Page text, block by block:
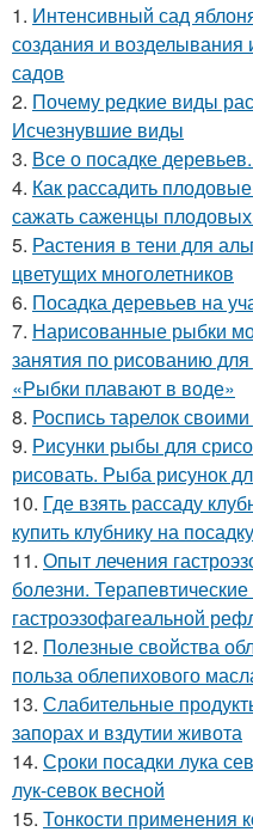
1. Интенсивный сад
создания и
садов
2. Почему редкие виды
Исчезнувшие виды
3. Все о посадке
4. Как рассадить
сажать саженцы
5. Растения в тени для
цветущих многолетников
6. Посадка деревьев на
7. Нарисованные рыбки
занятия по рисованию
«Рыбки плавают в воде»
8. Роспись тарелок
9. Рисунки рыбы для
рисовать. Рыба рисунок
10. Где взять рассаду
купить клубнику на посадку
11. Опыт лечения
болезни.
гастроэзофагеальной
12. Полезные свойства
польза облепихового
13. Слабительные
запорах и вздутии живота
14. Сроки посадки лука
лук-севок весной
15. Тонкости применения